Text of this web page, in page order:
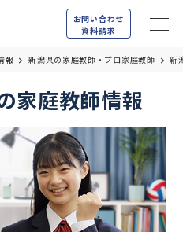
お問い合わせ
資料請求
報 新潟県の家庭教師・プロ家庭教師 新
家庭教師情報